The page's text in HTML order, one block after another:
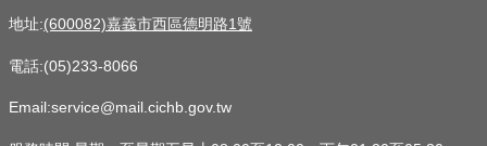
地址:(600082)嘉義市西區德明路1號
電話:(05)233-8066
Email:service@mail.cichb.gov.tw